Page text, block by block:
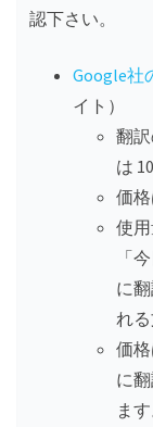
認下さい。
Google社
イト）
翻
は
価
使
「
に
れ
価
に
ま